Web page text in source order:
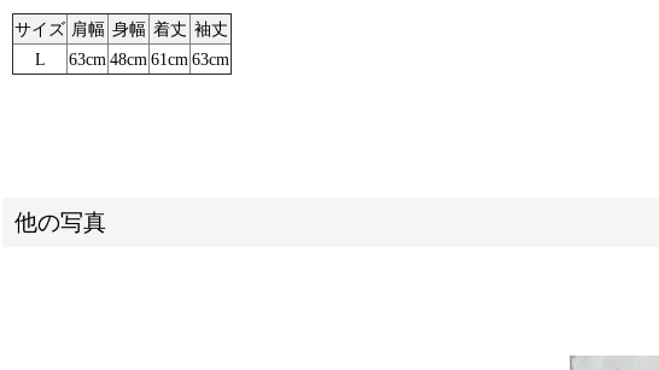
サイズ 肩幅 身幅 着丈 袖丈
L
63cm 48cm 61cm 63cm
他の写真